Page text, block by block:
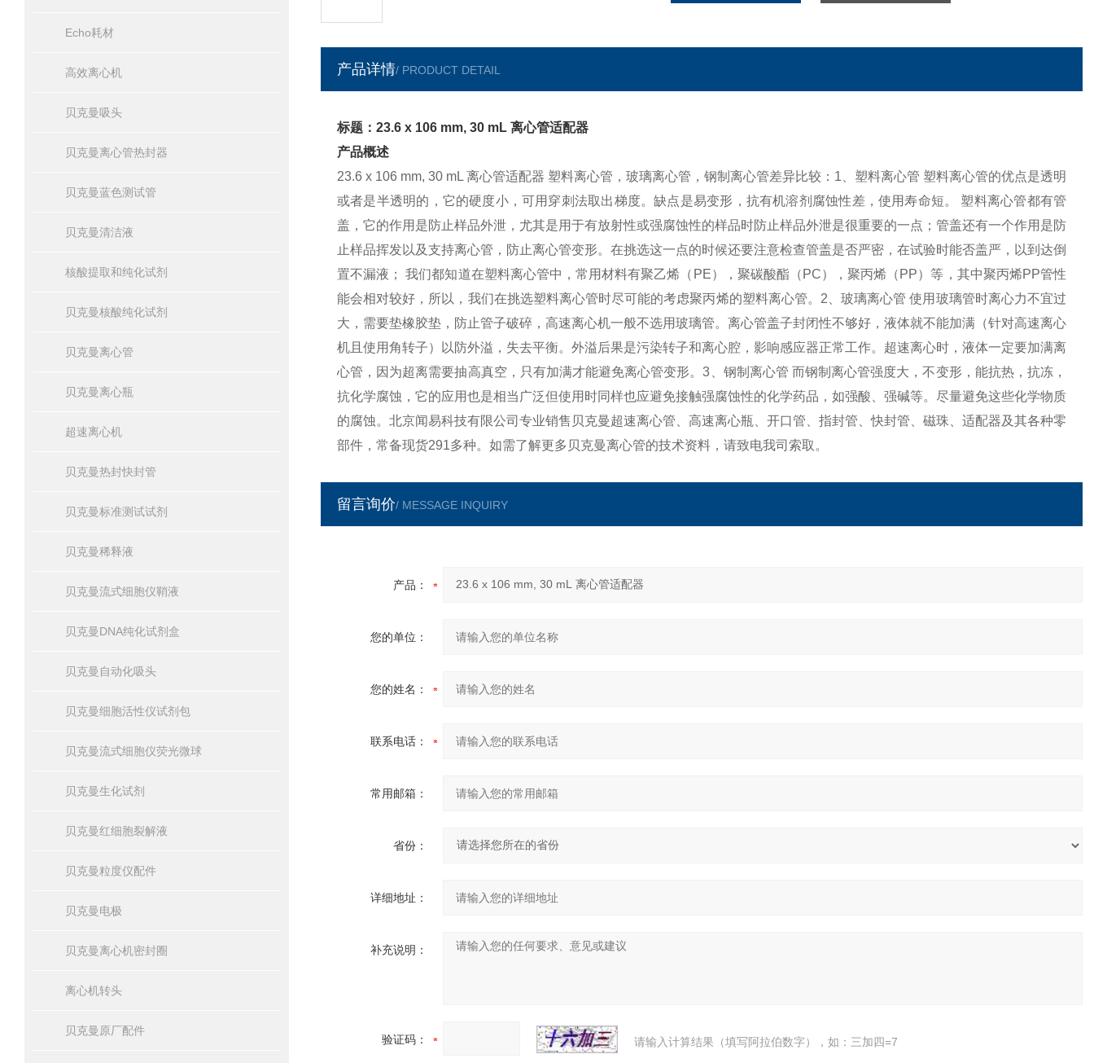
Echo耗材
高效离心机
贝克曼吸头
贝克曼离心管热封器
贝克曼蓝色测试管
贝克曼清洁液
核酸提取和纯化试剂
贝克曼核酸纯化试剂
贝克曼离心管
贝克曼离心瓶
超速离心机
贝克曼热封快封管
贝克曼标准测试试剂
贝克曼稀释液
贝克曼流式细胞仪鞘液
贝克曼DNA纯化试剂盒
贝克曼自动化吸头
贝克曼细胞活性仪试剂包
贝克曼流式细胞仪荧光微球
贝克曼生化试剂
贝克曼红细胞裂解液
贝克曼粒度仪配件
贝克曼电极
贝克曼离心机密封圈
离心机转头
贝克曼原厂配件
产品详情/ PRODUCT DETAIL
标题：23.6 x 106 mm, 30 mL 离心管适配器
产品概述
23.6 x 106 mm, 30 mL 离心管适配器 塑料离心管，玻璃离心管，钢制离心管差异比较：1、塑料离心管 塑料离心管的优点是透明
或者是半透明的，它的硬度小，可用穿刺法取出梯度。缺点是易变形，抗有机溶剂腐蚀性差，使用寿命短。 塑料离心管都有管
盖，它的作用是防止样品外泄，尤其是用于有放射性或强腐蚀性的样品时防止样品外泄是很重要的一点；管盖还有一个作用是防
止样品挥发以及支持离心管，防止离心管变形。在挑选这一点的时候还要注意检查管盖是否严密，在试验时能否盖严，以到达倒
置不漏液； 我们都知道在塑料离心管中，常用材料有聚乙烯（PE），聚碳酸酯（PC），聚丙烯（PP）等，其中聚丙烯PP管性
能会相对较好，所以，我们在挑选塑料离心管时尽可能的考虑聚丙烯的塑料离心管。2、玻璃离心管 使用玻璃管时离心力不宜过
大，需要垫橡胶垫，防止管子破碎，高速离心机一般不选用玻璃管。离心管盖子封闭性不够好，液体就不能加满（针对高速离心
机且使用角转子）以防外溢，失去平衡。外溢后果是污染转子和离心腔，影响感应器正常工作。超速离心时，液体一定要加满离
心管，因为超离需要抽高真空，只有加满才能避免离心管变形。3、钢制离心管 而钢制离心管强度大，不变形，能抗热，抗冻，
抗化学腐蚀，它的应用也是相当广泛但使用时同样也应避免接触强腐蚀性的化学药品，如强酸、强碱等。尽量避免这些化学物质
的腐蚀。北京闻易科技有限公司专业销售贝克曼超速离心管、高速离心瓶、开口管、指封管、快封管、磁珠、适配器及其各种零
部件，常备现货291多种。如需了解更多贝克曼离心管的技术资料，请致电我司索取。
留言询价/ MESSAGE INQUIRY
产品：
您的单位：
您的姓名：
联系电话：
常用邮箱：
省份：
详细地址：
补充说明：
验证码： 请输入计算结果（填写阿拉伯数字），如：三加四=7